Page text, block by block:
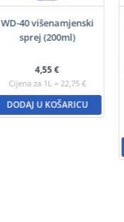
WD-40 višenamjenski
sprej (200ml)
4,55€
Cijena za 1L = 22,75 €
DODAJ U KOŠARICU